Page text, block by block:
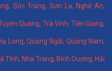
, Sóc Trăng,Sơn La,Nghệ An,
Quang, Trà Vinh, Tiền Giang,
Long, Quảng Ngãi, Quảng Nam,
Tĩnh, Nha Trang, Bình Dương, Hải